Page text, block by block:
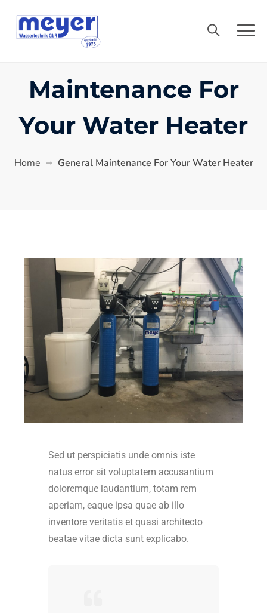
General
Maintenance For
Your Water Heater
Home General Maintenance For Your Water Heater
Sed ut perspiciatis unde omnis iste
natus error sit voluptatem accusantium
doloremque laudantium, totam rem
aperiam, eaque ipsa quae ab illo
inventore veritatis et quasi architecto
beatae vitae dicta sunt explicabo.